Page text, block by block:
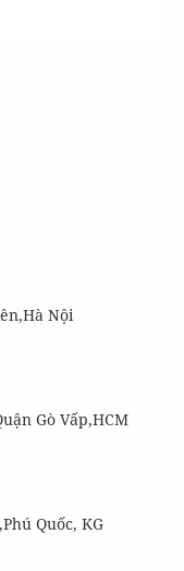
Nội
Gò Vấp,HCM
Quốc, KG